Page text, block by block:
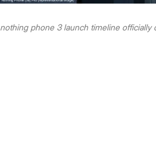
nothing phone 3 launch timeline officially